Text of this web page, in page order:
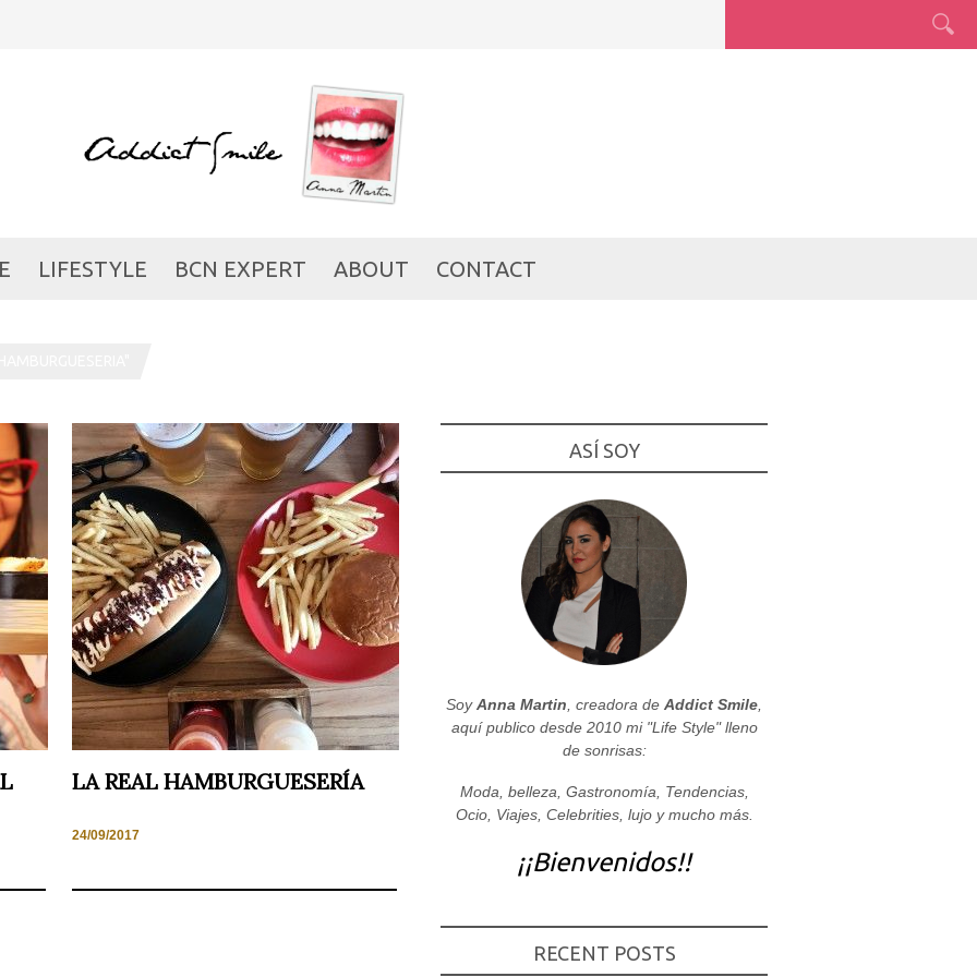
LIFESTYLE BCN EXPERT ABOUT CONTACT
LA REAL HAMBURGUESERÍA
24/09/2017
ASÍ SOY
SoyAnna Martin , creadora de Addict Smile
aquí publico desde 2010 mi "Life Style" lleno
de sonrisas:
Moda, belleza, Gastronomía, Tendencias,
Ocio, Viajes, Celebrities, lujo y mucho más.
¡¡Bienvenidos!!
RECENT POSTS